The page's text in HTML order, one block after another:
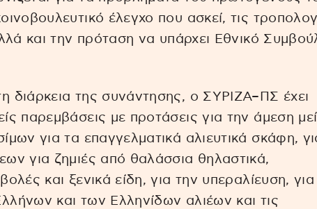
έλεγχο που ασκεί, τις
και την πρόταση να υπάρχει Εθνικό
διάρκεια της συνάντησης, ο ΣΥΡΙΖΑ–ΠΣ έχει
παρεμβάσεις με προτάσεις για την άμεση
για τα επαγγελματικά αλιευτικά σκάφη,
για ζημιές από θαλάσσια θηλαστικά,
και ξενικά είδη, για την υπεραλίευση, για
και των Ελληνίδων αλιέων και τις